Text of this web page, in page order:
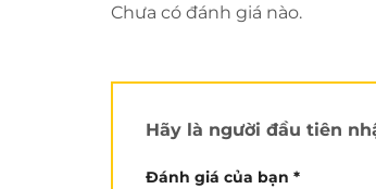
Chưa có đánh giá nào.
Hãy là người đầu tiên
Đánh giá của bạn *